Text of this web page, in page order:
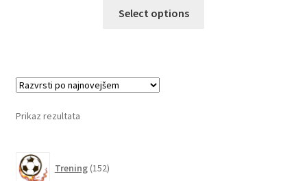
Select options
Prikaz rezultata
Trening 152izdelkov